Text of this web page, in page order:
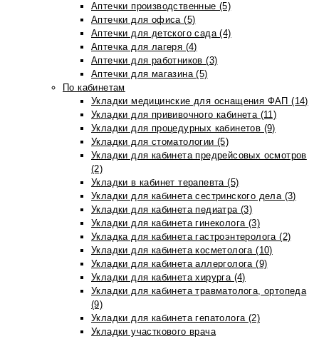
Аптечки производственные (5)
Аптечки для офиса (5)
Аптечки для детского сада (4)
Аптечка для лагеря (4)
Аптечки для работников (3)
Аптечки для магазина (5)
По кабинетам
Укладки медицинские для оснащения ФАП (14)
Укладки для прививочного кабинета (11)
Укладки для процедурных кабинетов (9)
Укладки для стоматологии (5)
Укладки для кабинета предрейсовых осмотров
(2)
Укладки в кабинет терапевта (5)
Укладки для кабинета сестринского дела (3)
Укладки для кабинета педиатра (3)
Укладки для кабинета гинеколога (3)
Укладка для кабинета гастроэнтеролога (2)
Укладки для кабинета косметолога (10)
Укладки для кабинета аллерголога (9)
Укладки для кабинета хирурга (4)
Укладки для кабинета травматолога, ортопеда
(9)
Укладки для кабинета гепатолога (2)
Укладки участкового врача